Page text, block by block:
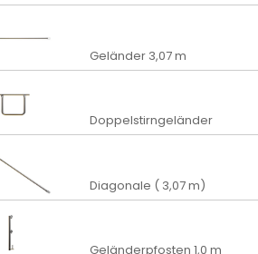
Geländer 3,07 m
Doppelstirngeländer
Diagonale ( 3,07 m)
Geländerpfosten 1,0 m